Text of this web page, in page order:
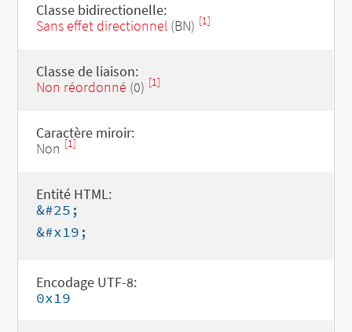
Classe bidirectionelle:
Sans effet directionnel(BN) [1]
Classe de liaison:
Non réordonné (0) [1]
Caractère miroir:
Non [1]
Entité HTML:
&#25;
&#x19;
Encodage UTF-8:
0x19